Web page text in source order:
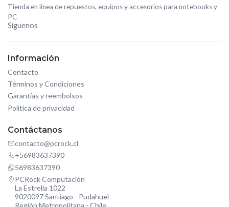
Tienda en línea de repuestos, equipos y accesorios para notebooks y
PC
Síguenos
Información
Contacto
Términos y Condiciones
Garantías y reembolsos
Política de privacidad
Contáctanos
contacto@pcrock.cl
+56983637390
56983637390
PCRock Computación
La Estrella 1022
9020097 Santiago - Pudahuel